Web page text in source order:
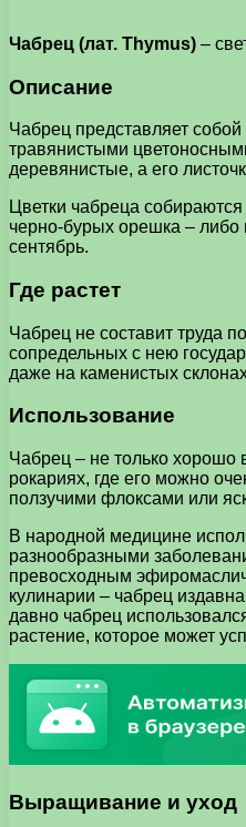
Чабрец (лат. Thymus) –
Описание
Чабрец представляет
травянистыми
деревянистые, а его
Цветки чабреца
черно-бурых орешка – либо
сентябрь.
Где растет
Чабрец не составит труда
сопредельных с нею
даже на каменистых
Использование
Чабрец – не только хорошо
рокариях, где его можно
ползучими флоксами или
В народной медицине
разнообразными
превосходным
кулинарии – чабрец
давно чабрец
растение, которое может
Выращивание и уход